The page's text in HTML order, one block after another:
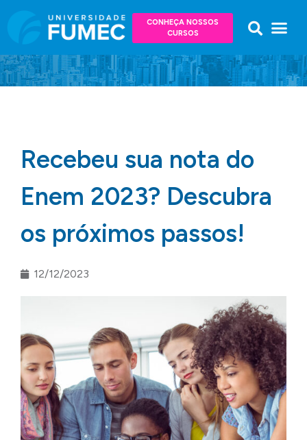
CONHEÇA NOSSOS
CURSOS
Recebeu sua nota do
Enem 2023? Descubra
os próximos passos!
12/12/2023